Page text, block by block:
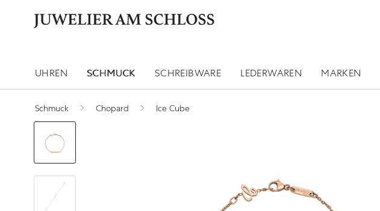
UHREN SCHMUCK SCHREIBWARE LEDERWAREN MARKEN
Schmuck Chopard Ice Cube